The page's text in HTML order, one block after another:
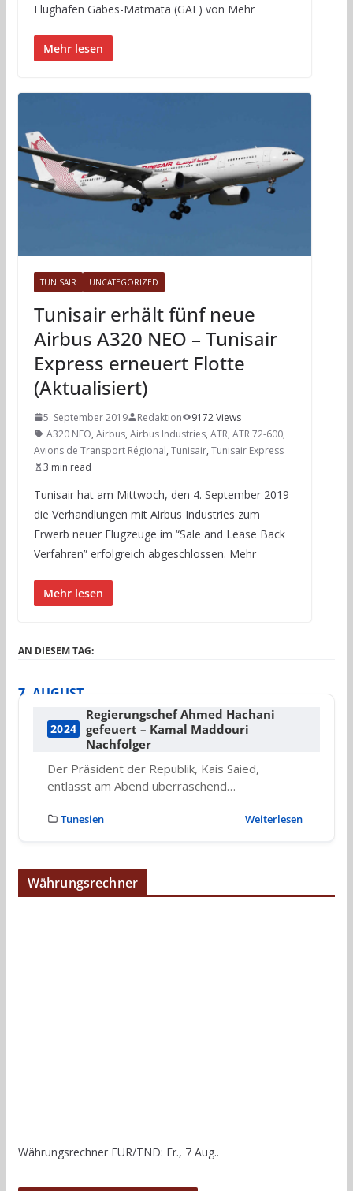
Flughafen Gabes-Matmata (GAE) von Mehr
Mehr lesen
TUNISAIR UNCATEGORIZED
Tunisair erhält fünf neue
Airbus A320 NEO – Tunisair
Express erneuert Flotte
(Aktualisiert)
5. September 2019 Redaktion
9172 Views
A320 NEO, Airbus, Airbus Industries, ATR, ATR 72-600,
Avions de Transport Régional, Tunisair, Tunisair Express
3 min read
Tunisair hat am Mittwoch, den 4. September 2019
die Verhandlungen mit Airbus Industries zum
Erwerb neuer Flugzeuge im “Sale and Lease Back
Verfahren” erfolgreich abgeschlossen. Mehr
Mehr lesen
AN DIESEM TAG:
7. AUGUST
2024
Regierungschef Ahmed Hachani
gefeuert – Kamal Maddouri
Nachfolger
Der Präsident der Republik, Kais Saied,
entlässt am Abend überraschend…
Tunesien Weiterlesen
Währungsrechner
Währungsrechner EUR/TND: Fr., 7 Aug..